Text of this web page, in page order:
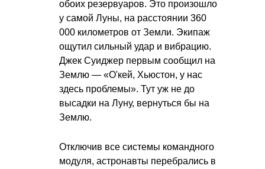
обоих резервуаров. Это произошло
у самой Луны, на расстоянии 360
000 километров от Земли. Экипаж
ощутил сильный удар и вибрацию.
Джек Суиджер первым сообщил на
Землю — «О'кей, Хьюстон, у нас
здесь проблемы». Тут уж не до
высадки на Луну, вернуться бы на
Землю.
Отключив все системы командного
модуля, астронавты перебрались в